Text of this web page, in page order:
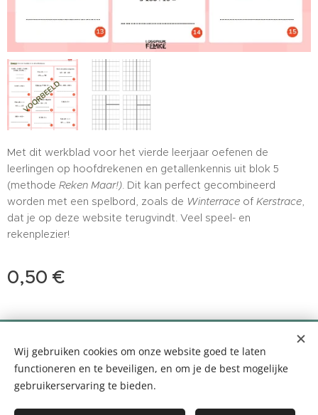
Met dit werkblad voor het vierde leerjaar oefenen de
leerlingen op hoofdrekenen en getallenkennis uit blok 5
(methode Reken Maar!). Dit kan perfect gecombineerd
worden met een spelbord, zoals de Winterrace of Kerstrace,
dat je op deze website terugvindt. Veel speel- en
rekenplezier!
0,50 €
Louis Segersstraat 14, 2880 Bornem
Cookies
Wij gebruiken cookies om onze website goed te laten
functioneren en te beveiligen, en om je de best mogelijke
gebruikerservaring te bieden.